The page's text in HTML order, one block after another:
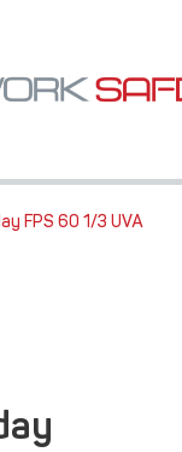
FPS 60 1/3 UVA